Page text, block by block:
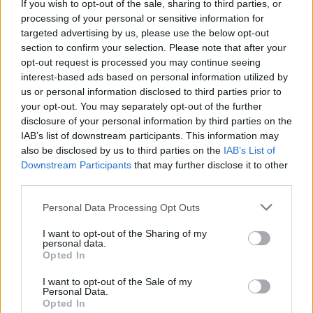
If you wish to opt-out of the sale, sharing to third parties, or
processing of your personal or sensitive information for
targeted advertising by us, please use the below opt-out
section to confirm your selection. Please note that after your
opt-out request is processed you may continue seeing
interest-based ads based on personal information utilized by
us or personal information disclosed to third parties prior to
your opt-out. You may separately opt-out of the further
disclosure of your personal information by third parties on the
IAB’s list of downstream participants. This information may
also be disclosed by us to third parties on the IAB’s List of
Downstream Participants that may further disclose it to other
Please note that this website/app uses one or more Google
not limited to your visit or usage behaviour. You may click to
grant or deny consent to Google and its third-party tags to
use your data for below specified purposes in below Google
consent section.
Personal Data Processing Opt Outs
I want to opt-out of the Sharing of my
personal data.
Opted In
I want to opt-out of the Sale of my
Personal Data.
Opted In
bruņots ar Melno nazi un stājas pretī milzīgam
pirms kaujas.
Noklikšķiniet vai piesitiet attēlam, lai iegūtu plašāku